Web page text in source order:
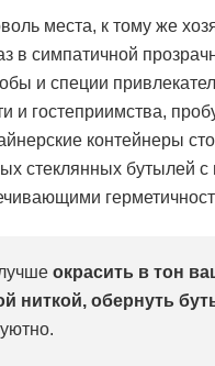
места, к тому же
в симпатичной
и специи
и гостеприимства,
контейнеры
стеклянных бутылей
окрасить в тон
ниткой, обернуть